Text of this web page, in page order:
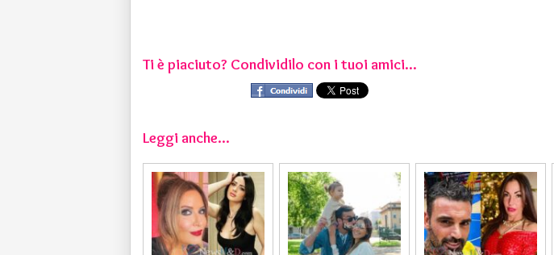
Ti è piaciuto? Condividilo con i tuoi amici...
Leggi anche...